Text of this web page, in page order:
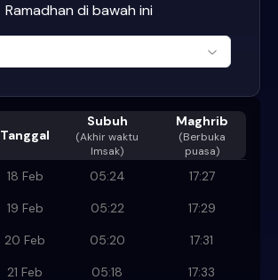
Ramadhan di bawah ini
Tanggal
Subuh
(Akhir waktu
Imsak)
Maghrib
(Berbuka
puasa)
18 Feb 05:24
17:27
19 Feb 05:22
17:29
20 Feb 05:20
17:31
21 Feb 05:18
17:33